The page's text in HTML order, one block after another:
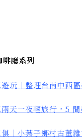
啡廳系列
玩｜整理台南中西
天一夜輕旅行，5
｜小葉子鄉村古董雜